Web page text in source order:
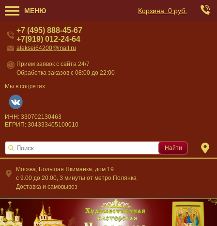
МЕНЮ Корзина: 0 руб.
Москва, Большая Якиманка, дом 19
c 9.00 до 20.00, 3 минуты от метро Полянка
Доставка и самовывоз
+7 (495) 888-45-67
+7(919) 012-24-64
aleksei64200@mail.ru
Прием заявок с сайта 24/7
Обработка заказов с 08:00 до 22:00
Мы в соцсетях:
ИНН: 330702130463
ЕГРИП: 304333405100010
Найти